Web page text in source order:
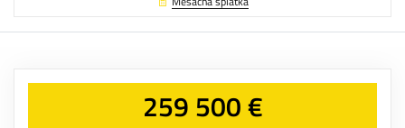
259 500 €